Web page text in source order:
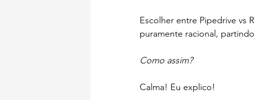
Escolher entre Pipedrive vs
puramente racional,
Como assim?
Calma! Eu explico!